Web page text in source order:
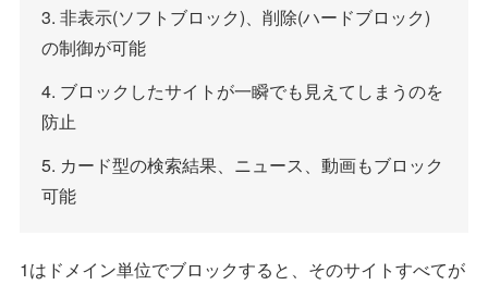
3. 非表示(ソフトブロック)、削除(ハードブロック)
の制御が可能
4. ブロックしたサイトが一瞬でも見えてしまうのを
防止
5. カード型の検索結果、ニュース、動画もブロック
可能
1はドメイン単位でブロックすると、そのサイトすべてが